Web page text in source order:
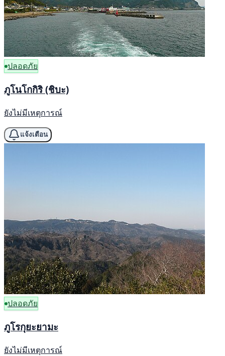
ปลอดภัย
ภูโนโกกิริ (ชิบะ)
ยังไม่มีเหตุการณ์
แจ้งเตือน
ปลอดภัย
ภูโรกุยะยามะ
ยังไม่มีเหตุการณ์